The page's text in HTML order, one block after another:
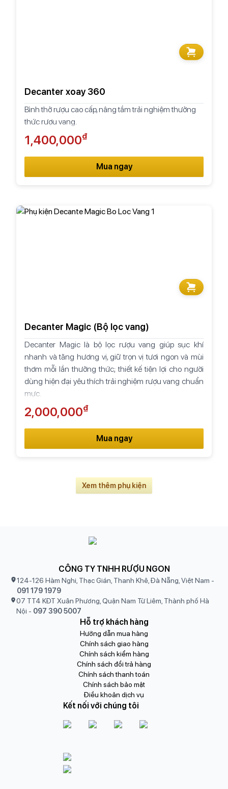
Decanter xoay 360
Bình thở rượu cao cấp, nâng tầm trải nghiệm thưởng
thức rượu vang.
1,400,000₫
Mua ngay
Decanter Magic (Bộ lọc vang)
Decanter Magic là bộ lọc rượu vang giúp sục khí
nhanh và tăng hương vị, giữ trọn vị tươi ngon và mùi
thơm mỗi lần thưởng thức; thiết kế tiện lợi cho người
dùng hiện đại yêu thích trải nghiệm rượu vang chuẩn
mực.
2,000,000₫
Mua ngay
Xem thêm phụ kiện
CÔNG TY TNHH RƯỢU NGON
124-126 Hàm Nghi, Thạc Gián, Thanh Khê, Đà Nẵng, Việt Nam -
091 179 1979
07 TT4 KĐT Xuân Phương, Quận Nam Từ Liêm, Thành phố Hà
Nội - 097 390 5007
Hỗ trợ khách hàng
Hướng dẫn mua hàng
Chính sách giao hàng
Chính sách kiểm hàng
Chính sách đổi trả hàng
Chính sách thanh toán
Chính sách bảo mật
Điều khoản dịch vụ
Kết nối với chúng tôi